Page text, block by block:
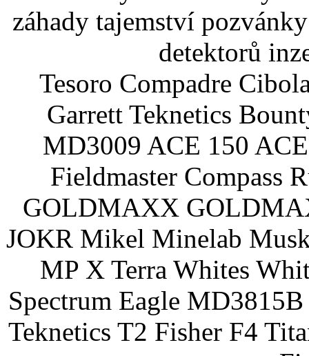
záhady tajemství
detektorů
Tesoro Compadre
Garrett Teknetics
MD3009 ACE 150
Fieldmaster Compass
GOLDMAXX
JOKR Mikel Minelab
MP X Terra Whites
Spectrum Eagle
Teknetics T2 Fisher F4